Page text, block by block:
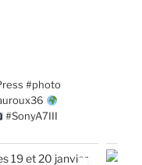
#photo
#SonyA7III